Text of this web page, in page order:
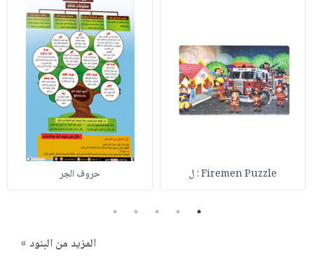
Firemen Puzzle : ل حروف الجر
1
2
3
4
5
المزيد من البنود »